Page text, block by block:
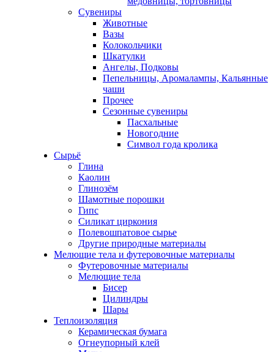
Сувениры
Животные
Вазы
Колокольчики
Шкатулки
Ангелы, Подковы
Пепельницы, Аромалампы, Кальянные
чаши
Прочее
Сезонные сувениры
Пасхальные
Новогодние
Символ года кролика
Сырьё
Глина
Каолин
Глинозём
Шамотные порошки
Гипс
Силикат циркония
Полевошпатовое сырье
Другие природные материалы
Мелющие тела и футеровочные материалы
Футеровочные материалы
Мелющие тела
Бисер
Цилиндры
Шары
Теплоизоляция
Керамическая бумага
Огнеупорный клей